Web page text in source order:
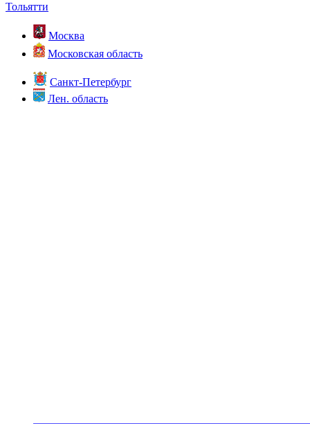
Тольятти
Москва
Московская область
Санкт-Петербург
Лен. область